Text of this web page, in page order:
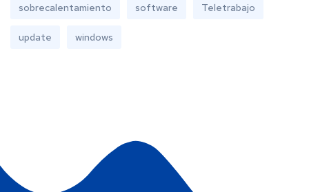
sobrecalentamiento software Teletrabajo
update windows